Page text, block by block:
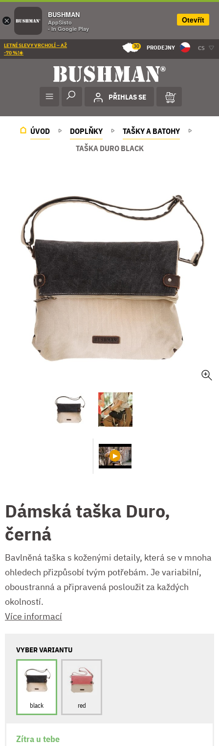
LETNÍ SLEVY VRCHOLÍ – AŽ
-70 %!☀️
30 PRODEJNY CS
PŘIHLAS SE
ÚVOD DOPLŇKY
TAŠKY A BATOHY
TAŠKA DURO BLACK
Dámská taška Duro,
černá
Bavlněná taška s koženými detaily, která se v mnoha
ohledech přizpůsobí tvým potřebám. Je variabilní,
oboustranná a připravená posloužit za každých
okolností.
Více informací
VYBER VARIANTU
black red
Zítra u tebe
×
BUSHMAN
AppSisto
- In Google Play
Otevřít